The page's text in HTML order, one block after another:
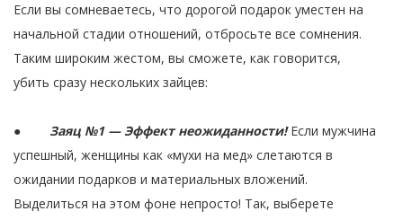
Если вы сомневаетесь, что дорогой подарок уместен на
начальной стадии отношений, отбросьте все сомнения.
Таким широким жестом, вы сможете, как говорится,
убить сразу нескольких зайцев:
● Заяц №1 — Эффект неожиданности!Если мужчина
успешный, женщины как «мухи на мед» слетаются в
ожидании подарков и материальных вложений.
Выделиться на этом фоне непросто! Так, выберете